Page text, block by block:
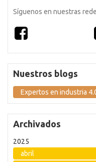
Síguenos en nuestras
Nuestros blogs
Expertos en industria
Archivados
2025
abril